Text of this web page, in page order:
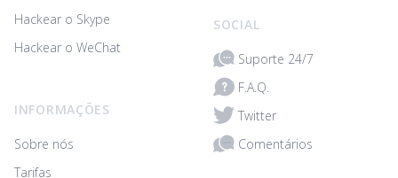
Hackear o Skype
Hackear o WeChat
INFORMAÇÕES
Sobre nós
Tarifas
SOCIAL
Suporte 24/7
F.A.Q.
Twitter
Comentários